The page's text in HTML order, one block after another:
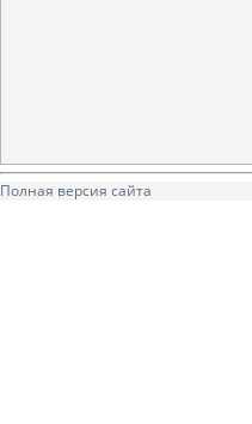
Полная версия сайта